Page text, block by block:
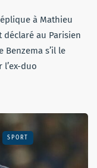
à Mathieu
déclaré au Parisien
Benzema s’il le
l’ex-duo
SPORT